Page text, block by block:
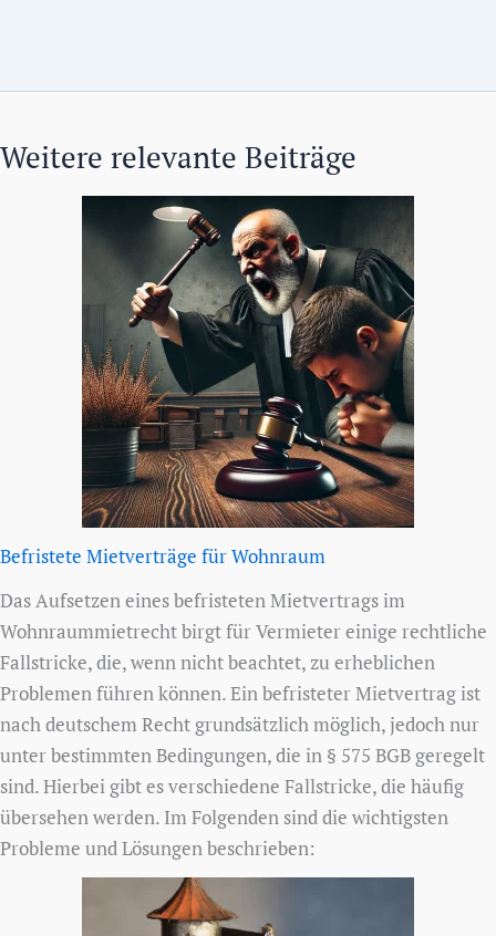
Weitere relevante Beiträge
Befristete Mietverträge für Wohnraum
Das Aufsetzen eines befristeten Mietvertrags im
Wohnraummietrecht birgt für Vermieter einige rechtliche
Fallstricke, die, wenn nicht beachtet, zu erheblichen
Problemen führen können. Ein befristeter Mietvertrag ist
nach deutschem Recht grundsätzlich möglich, jedoch nur
unter bestimmten Bedingungen, die in § 575 BGB geregelt
sind. Hierbei gibt es verschiedene Fallstricke, die häufig
übersehen werden. Im Folgenden sind die wichtigsten
Probleme und Lösungen beschrieben: